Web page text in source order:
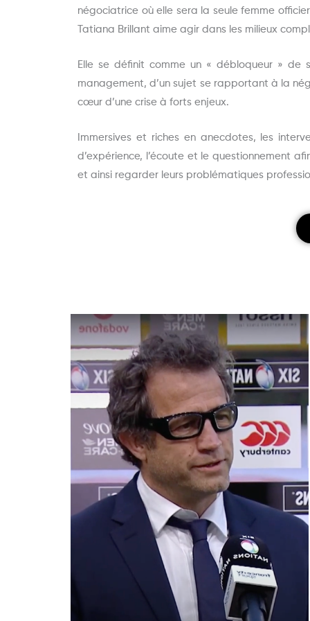
négociatrice où elle sera la seule femme
Tatiana Brillant aime agir dans les milieux
Elle se définit comme un « débloqueur » de
management, d’un sujet se rapportant à la
cœur d’une crise à forts enjeux.
Immersives et riches en anecdotes, les
d’expérience, l’écoute et le questionnement
et ainsi regarder leurs problématiques